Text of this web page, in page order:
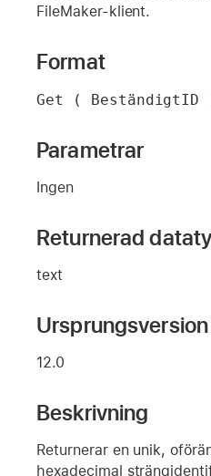
FileMaker-klient.
Format
Get ( BeständigtID
Parametrar
Ingen
Returnerad
text
Ursprungsversion
12.0
Beskrivning
Returnerar en unik,
hexadecimal